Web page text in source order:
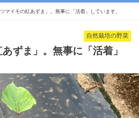
ツマイモの紅あずま」。無事に「活着」しています。
自然栽培の野菜
あずま」。無事に「活着」